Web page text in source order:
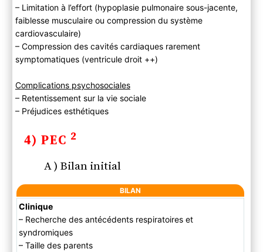
– Limitation à l’effort (hypoplasie pulmonaire sous-jacente,
faiblesse musculaire ou compression du système
cardiovasculaire)
– Compression des cavités cardiaques rarement
symptomatiques (ventricule droit ++)
Complications psychosociales
– Retentissement sur la vie sociale
– Préjudices esthétiques
4) PEC 2
A ) Bilan initial
BILAN
Clinique
– Recherche des antécédents respiratoires et
syndromiques
– Taille des parents